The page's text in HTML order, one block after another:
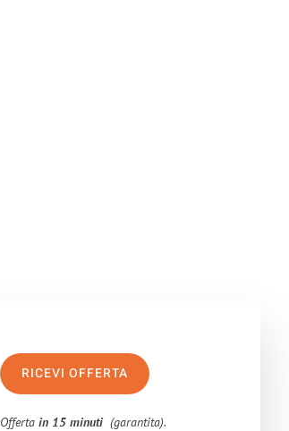
RICEVI OFFERTA
Offertain 15 minuti (garantita).